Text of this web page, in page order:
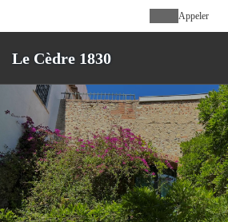
Appeler
Le Cèdre 1830